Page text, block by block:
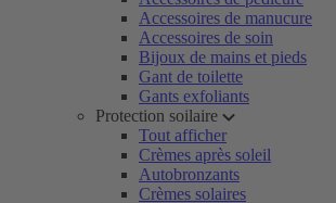
Accessoires de manucure
Accessoires de soin
Bijoux de mains et pieds
Gant de toilette
Gants exfoliants
Protection soilaire
Tout afficher
Crèmes après soleil
Autobronzants
Crèmes solaires